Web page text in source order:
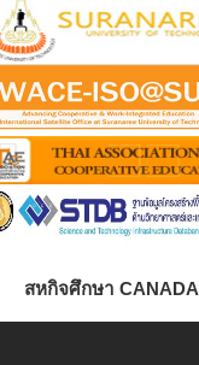
สหกิจศึกษา CANADA